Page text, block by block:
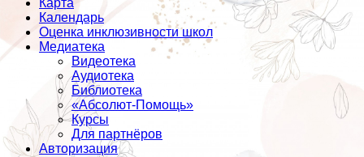
Карта
Календарь
Оценка инклюзивности школ
Медиатека
Видеотека
Аудиотека
Библиотека
«Абсолют-Помощь»
Курсы
Для партнёров
Авторизация